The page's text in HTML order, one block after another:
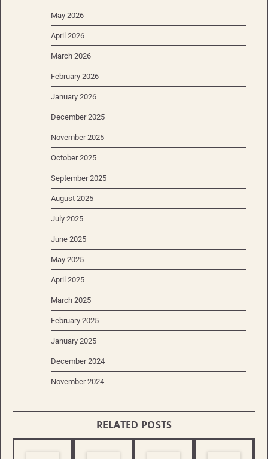
May 2026
April 2026
March 2026
February 2026
January 2026
December 2025
November 2025
October 2025
September 2025
August 2025
July 2025
June 2025
May 2025
April 2025
March 2025
February 2025
January 2025
December 2024
November 2024
RELATED POSTS